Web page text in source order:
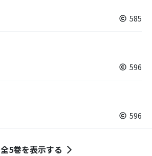
585
596
596
全5巻を表示する